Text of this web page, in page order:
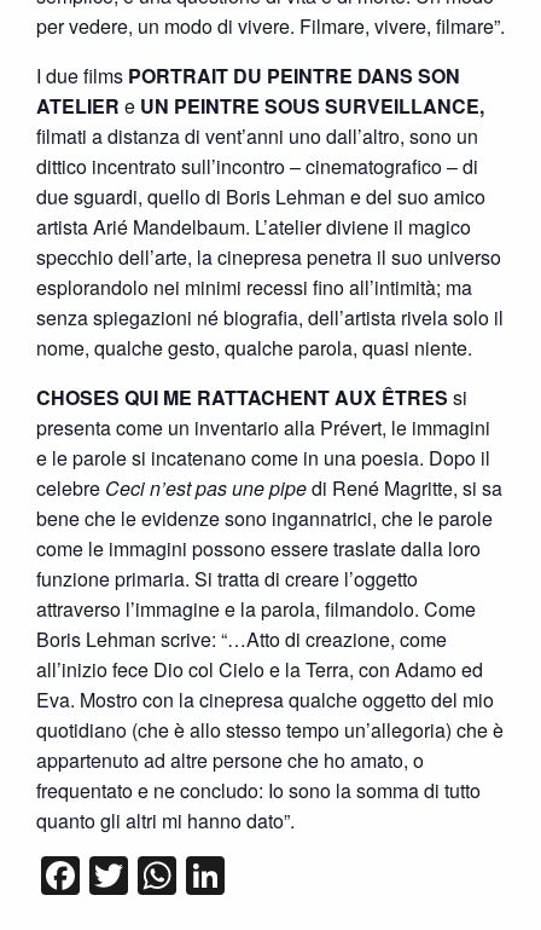
per vedere, un modo di vivere. Filmare, vivere, filmare”.
I due films PORTRAIT DU PEINTRE DANS SON
ATELIER e UN PEINTRE SOUS SURVEILLANCE,
filmati a distanza di vent’anni uno dall’altro, sono un
dittico incentrato sull’incontro – cinematografico – di
due sguardi, quello di Boris Lehman e del suo amico
artista Arié Mandelbaum. L’atelier diviene il magico
specchio dell’arte, la cinepresa penetra il suo universo
esplorandolo nei minimi recessi fino all’intimità; ma
senza spiegazioni né biografia, dell’artista rivela solo il
nome, qualche gesto, qualche parola, quasi niente.
CHOSES QUI ME RATTACHENT AUX ÊTRES si
presenta come un inventario alla Prévert, le immagini
e le parole si incatenano come in una poesia. Dopo il
celebre Ceci n’est pas une pipedi René Magritte, si sa
bene che le evidenze sono ingannatrici, che le parole
come le immagini possono essere traslate dalla loro
funzione primaria. Si tratta di creare l’oggetto
attraverso l’immagine e la parola, filmandolo. Come
Boris Lehman scrive: “…Atto di creazione, come
all’inizio fece Dio col Cielo e la Terra, con Adamo ed
Eva. Mostro con la cinepresa qualche oggetto del mio
quotidiano (che è allo stesso tempo un’allegoria) che è
appartenuto ad altre persone che ho amato, o
frequentato e ne concludo: Io sono la somma di tutto
quanto gli altri mi hanno dato”.
Facebook
TwitterWhatsApp